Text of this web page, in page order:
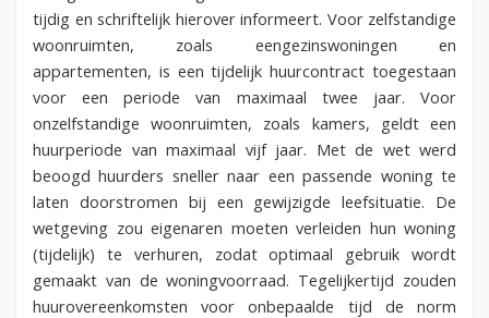
tijdig en schriftelijk hierover informeert. Voor zelfstandige
woonruimten, zoals eengezinswoningen en
appartementen, is een tijdelijk huurcontract toegestaan
voor een periode van maximaal twee jaar. Voor
onzelfstandige woonruimten, zoals kamers, geldt een
huurperiode van maximaal vijf jaar. Met de wet werd
beoogd huurders sneller naar een passende woning te
laten doorstromen bij een gewijzigde leefsituatie. De
wetgeving zou eigenaren moeten verleiden hun woning
(tijdelijk) te verhuren, zodat optimaal gebruik wordt
gemaakt van de woningvoorraad. Tegelijkertijd zouden
huurovereenkomsten voor onbepaalde tijd de norm